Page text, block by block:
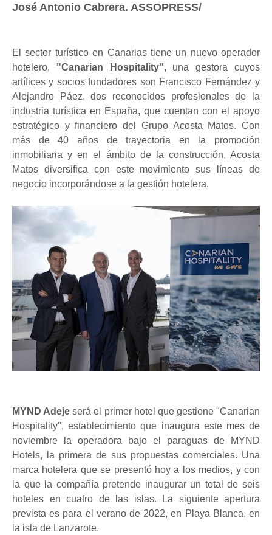
José Antonio Cabrera. ASSOPRESS/
El sector turístico en Canarias tiene un nuevo operador
hotelero, "Canarian Hospitality'', una gestora cuyos
artífices y socios fundadores son Francisco Fernández y
Alejandro Páez, dos reconocidos profesionales de la
industria turística en España, que cuentan con el apoyo
estratégico y financiero del Grupo Acosta Matos. Con
más de 40 años de trayectoria en la promoción
inmobiliaria y en el ámbito de la construcción, Acosta
Matos diversifica con este movimiento sus líneas de
negocio incorporándose a la gestión hotelera.
MYND Adeje será el primer hotel que gestione "Canarian
Hospitality'', establecimiento que inaugura este mes de
noviembre la operadora bajo el paraguas de MYND
Hotels, la primera de sus propuestas comerciales. Una
marca hotelera que se presentó hoy a los medios, y con
la que la compañía pretende inaugurar un total de seis
hoteles en cuatro de las islas. La siguiente apertura
prevista es para el verano de 2022, en Playa Blanca, en
la isla de Lanzarote.